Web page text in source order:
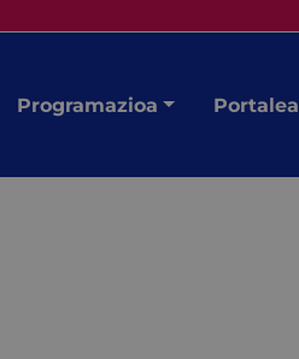
Programazioa Portalea